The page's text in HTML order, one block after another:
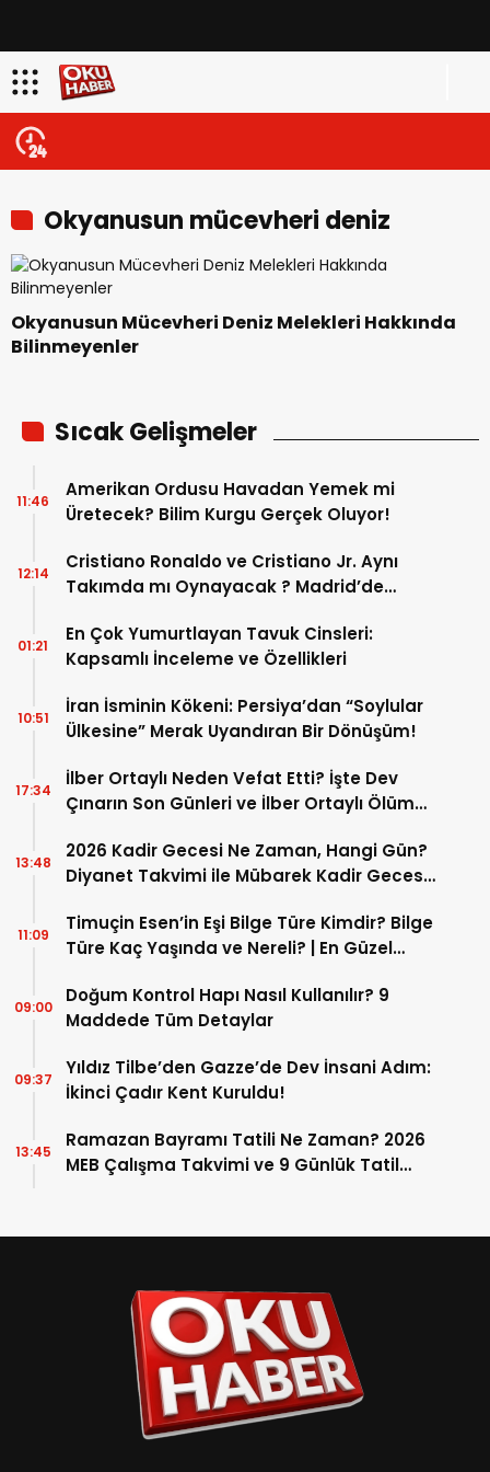
Okyanusun mücevheri deniz
melekleri hakkında bilinmeyenler
Okyanusun Mücevheri Deniz Melekleri Hakkında
Bilinmeyenler
Sıcak Gelişmeler
Amerikan Ordusu Havadan Yemek mi
Üretecek? Bilim Kurgu Gerçek Oluyor!
11:46
Cristiano Ronaldo ve Cristiano Jr. Aynı
Takımda mı Oynayacak ? Madrid’de
12:14
En Çok Yumurtlayan Tavuk Cinsleri:
Kapsamlı İnceleme ve Özellikleri
01:21
İran İsminin Kökeni: Persiya’dan “Soylular
Ülkesine” Merak Uyandıran Bir Dönüşüm!
10:51
İlber Ortaylı Neden Vefat Etti? İşte Dev
Çınarın Son Günleri ve İlber Ortaylı Ölüm
17:34
2026 Kadir Gecesi Ne Zaman, Hangi Gün?
Diyanet Takvimi ile Mübarek Kadir Gecesi
13:48
Timuçin Esen’in Eşi Bilge Türe Kimdir? Bilge
Türe Kaç Yaşında ve Nereli? | En Güzel
11:09
Doğum Kontrol Hapı Nasıl Kullanılır? 9
Maddede Tüm Detaylar
09:00
Yıldız Tilbe’den Gazze’de Dev İnsani Adım:
İkinci Çadır Kent Kuruldu!
09:37
Ramazan Bayramı Tatili Ne Zaman? 2026
MEB Çalışma Takvimi ve 9 Günlük Tatil
13:45